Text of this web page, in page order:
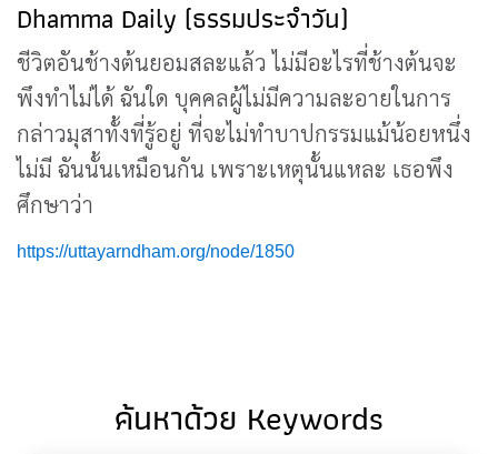
Dhamma Daily (ธรรมประจำวัน)
ชีวิตอันช้างต้นยอมสละแล้ว ไม่มีอะไรที่ช้างต้นจะ
พึงทำไม่ได้ ฉันใด บุคคลผู้ไม่มีความละอายในการ
กล่าวมุสาทั้งที่รู้อยู่ ที่จะไม่ทำบาปกรรมแม้น้อยหนึ่ง
ไม่มี ฉันนั้นเหมือนกัน เพราะเหตุนั้นแหละ เธอพึง
ศึกษาว่า
https://uttayarndham.org/node/1850
ค้นหาด้วย Keywords